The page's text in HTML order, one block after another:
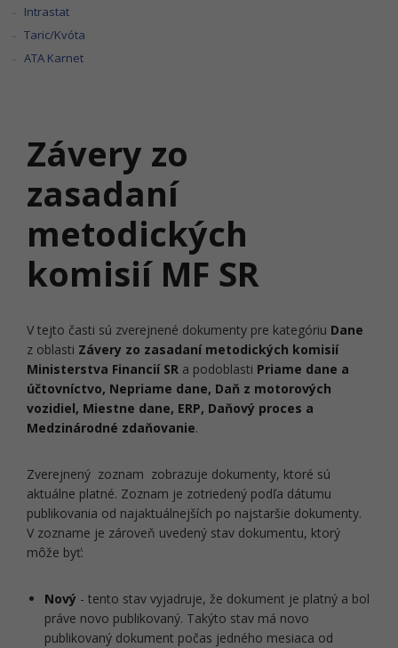
Intrastat
Taric/Kvóta
ATA Karnet
Závery zo
zasadaní
metodických
komisií MF SR
V tejto časti sú zverejnené dokumenty pre kategóriu Dane
z oblasti Závery zo zasadaní metodických komisií
Ministerstva Financií SR a podoblasti Priame dane a
účtovníctvo, Nepriame dane, Daň z motorových
vozidiel, Miestne dane, ERP, Daňový proces a
Medzinárodné zdaňovanie.
Zverejnený zoznam zobrazuje dokumenty, ktoré sú
aktuálne platné. Zoznam je zotriedený podľa dátumu
publikovania od najaktuálnejších po najstaršie dokumenty.
V zozname je zároveň uvedený stav dokumentu, ktorý
môže byť:
Nový - tento stav vyjadruje, že dokument je platný a bol
práve novo publikovaný. Takýto stav má novo
publikovaný dokument počas jedného mesiaca od